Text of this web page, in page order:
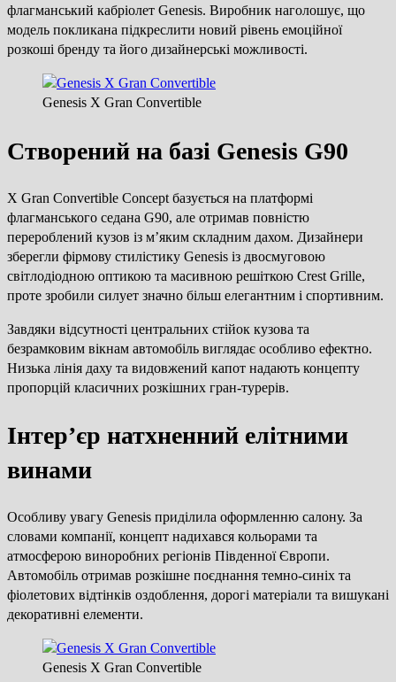
флагманський кабріолет Genesis. Виробник наголошує, що
модель покликана підкреслити новий рівень емоційної
розкоші бренду та його дизайнерські можливості.
Genesis X Gran Convertible
Створений на базі Genesis G90
X Gran Convertible Concept базується на платформі
флагманського седана G90, але отримав повністю
перероблений кузов із м’яким складним дахом. Дизайнери
зберегли фірмову стилістику Genesis із двосмуговою
світлодіодною оптикою та масивною решіткою Crest Grille,
проте зробили силует значно більш елегантним і спортивним.
Завдяки відсутності центральних стійок кузова та
безрамковим вікнам автомобіль виглядає особливо ефектно.
Низька лінія даху та видовжений капот надають концепту
пропорцій класичних розкішних гран-турерів.
Інтер’єр натхненний елітними
винами
Особливу увагу Genesis приділила оформленню салону. За
словами компанії, концепт надихався кольорами та
атмосферою виноробних регіонів Південної Європи.
Автомобіль отримав розкішне поєднання темно-синіх та
фіолетових відтінків оздоблення, дорогі матеріали та вишукані
декоративні елементи.
Genesis X Gran Convertible